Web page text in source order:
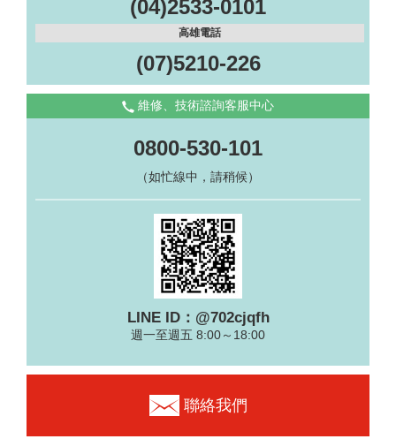
(04)2533-0101
高雄電話
(07)5210-226
維修、技術諮詢客服中心
0800-530-101
（如忙線中，請稍候）
LINE ID：@702cjqfh
週一至週五 8:00～18:00
聯絡我們